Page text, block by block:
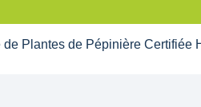
de Plantes de Pépinière Certifiée